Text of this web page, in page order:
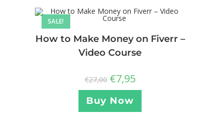
SALE!
How to Make Money on Fiverr –
Video Course
€27,00 €7,95
Buy Now